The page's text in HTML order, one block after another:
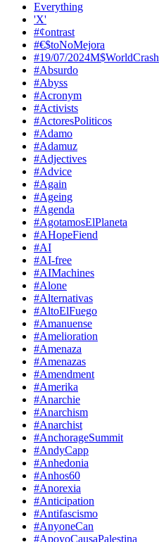
Everything
'X'
#¢ontrast
#€$toNoMejora
#19/07/2024M$WorldCrash
#Absurdo
#Abyss
#Acronym
#Activists
#ActoresPoliticos
#Adamo
#Adamuz
#Adjectives
#Advice
#Again
#Ageing
#Agenda
#AgotamosElPlaneta
#AHopeFiend
#AI
#AI-free
#AIMachines
#Alone
#Alternativas
#AltoElFuego
#Amanuense
#Amelioration
#Amenaza
#Amenazas
#Amendment
#Amerika
#Anarchie
#Anarchism
#Anarchist
#AnchorageSummit
#AndyCapp
#Anhedonia
#Anhos60
#Anorexia
#Anticipation
#Antifascismo
#AnyoneCan
#ApoyoCausaPalestina